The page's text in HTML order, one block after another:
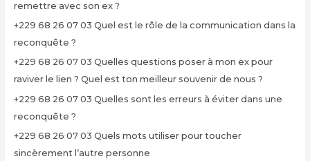
remettre avec son ex ?
+229 68 26 07 03 Quel est le rôle de la communication dans la
reconquête ?
+229 68 26 07 03 Quelles questions poser à mon ex pour
raviver le lien ? Quel est ton meilleur souvenir de nous ?
+229 68 26 07 03 Quelles sont les erreurs à éviter dans une
reconquête ?
+229 68 26 07 03 Quels mots utiliser pour toucher
sincèrement l’autre personne